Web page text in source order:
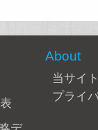
About
当サイ
プライ